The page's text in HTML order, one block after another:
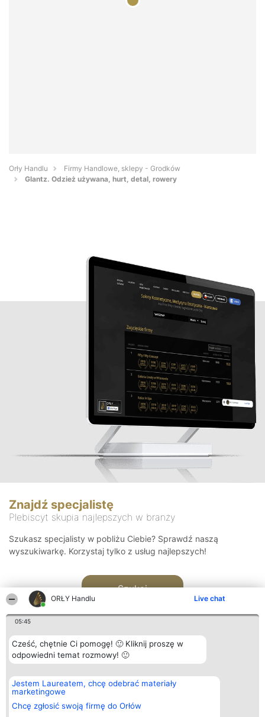
ORŁY Handlu Live chat
05:45
Cześć, chętnie Ci pomogę! 🙂 Kliknij proszę w
odpowiedni temat rozmowy! 🙂
Jestem Laureatem, chcę odebrać materiały
marketingowe
Chcę zgłosić swoją firmę do Orłów
Orły Handlu
Firmy Handlowe, sklepy - Grodków
Glantz. Odzież używana, hurt, detal, rowery
Znajdź specjalistę
Plebiscyt skupia najlepszych w branży
Szukasz specjalisty w pobliżu Ciebie? Sprawdź naszą
wyszukiwarkę. Korzystaj tylko z usług najlepszych!
Szukaj
Organizator plebiscytu
Bright Side Solutions sp. z o.
o. sp. k.
ul. Ruska 22
Wrocław 50-079
Plebiscyt
Laureaci
wszystkich
Laureatów
Kontakt
Kontakt